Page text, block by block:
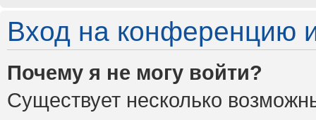
Вход на конференцию
Почему я не могу войти?
Существует несколько